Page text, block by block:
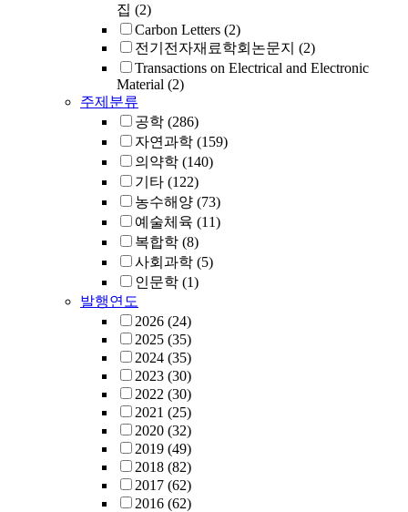
집 (2)
Carbon Letters (2)
전기전자재료학회논문지 (2)
Transactions on Electrical and Electronic
Material (2)
주제분류
공학 (286)
자연과학 (159)
의약학 (140)
기타 (122)
농수해양 (73)
예술체육 (11)
복합학 (8)
사회과학 (5)
인문학 (1)
발행연도
2026 (24)
2025 (35)
2024 (35)
2023 (30)
2022 (30)
2021 (25)
2020 (32)
2019 (49)
2018 (82)
2017 (62)
2016 (62)